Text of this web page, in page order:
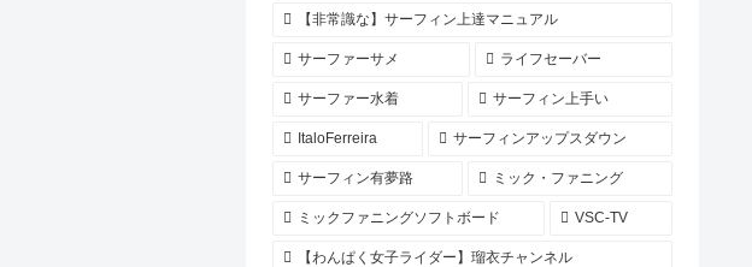
【非常識な】サーフィン上達マニュアル
サーファーサメ ライフセーバー
サーファー水着 サーフィン上手い
ItaloFerreira サーフィンアップスダウン
サーフィン有夢路 ミック・ファニング
ミックファニングソフトボード VSC-TV
【わんぱく女子ライダー】瑠衣チャンネル